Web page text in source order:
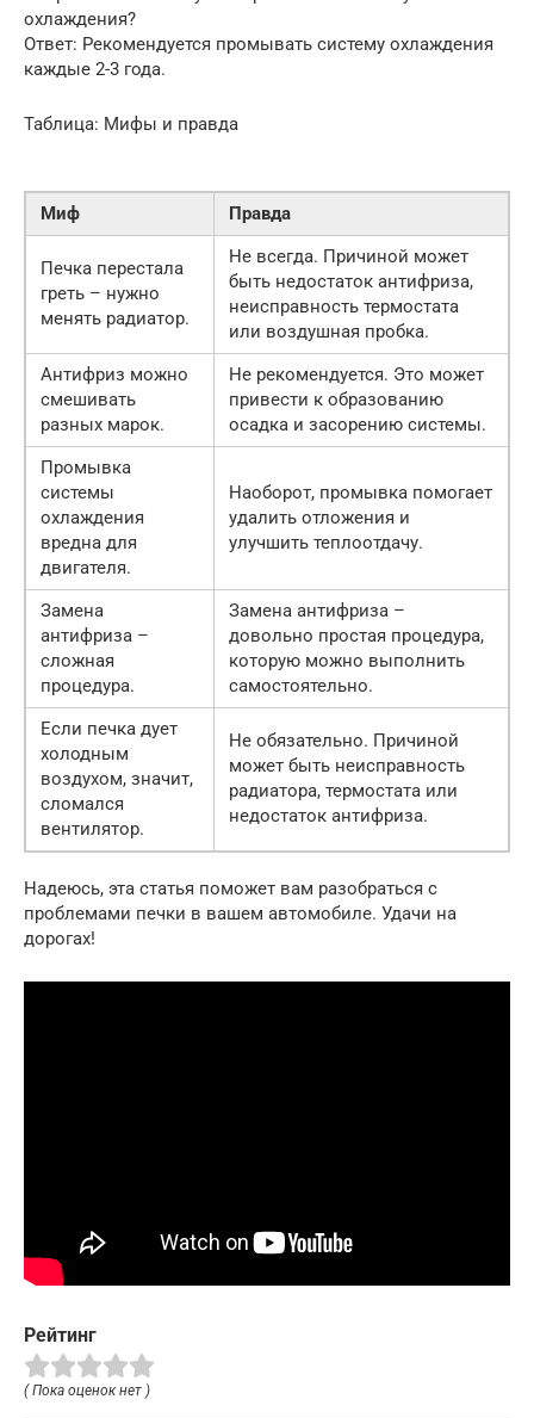
охлаждения?
Ответ: Рекомендуется промывать систему охлаждения
каждые 2-3 года.
Таблица: Мифы и правда
Миф Правда
Печка перестала
греть – нужно
менять радиатор.
Не всегда. Причиной может
быть недостаток антифриза,
неисправность термостата
или воздушная пробка.
Антифриз можно
смешивать
разных марок.
Не рекомендуется. Это может
привести к образованию
осадка и засорению системы.
Промывка
системы
охлаждения
вредна для
двигателя.
Наоборот, промывка помогает
удалить отложения и
улучшить теплоотдачу.
Замена
антифриза –
сложная
процедура.
Замена антифриза –
довольно простая процедура,
которую можно выполнить
самостоятельно.
Если печка дует
холодным
воздухом, значит,
сломался
вентилятор.
Не обязательно. Причиной
может быть неисправность
радиатора, термостата или
недостаток антифриза.
Надеюсь, эта статья поможет вам разобраться с
проблемами печки в вашем автомобиле. Удачи на
дорогах!
Рейтинг
( Пока оценок нет )